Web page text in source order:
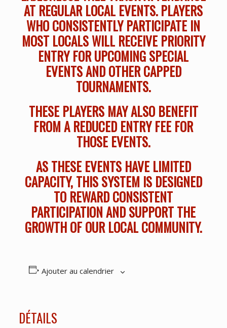
AT REGULAR LOCAL EVENTS. PLAYERS
WHO CONSISTENTLY PARTICIPATE IN
MOST LOCALS WILL RECEIVE PRIORITY
ENTRY FOR UPCOMING SPECIAL
EVENTS AND OTHER CAPPED
TOURNAMENTS.
THESE PLAYERS MAY ALSO BENEFIT
FROM A REDUCED ENTRY FEE FOR
THOSE EVENTS.
AS THESE EVENTS HAVE LIMITED
CAPACITY, THIS SYSTEM IS DESIGNED
TO REWARD CONSISTENT
PARTICIPATION AND SUPPORT THE
GROWTH OF OUR LOCAL COMMUNITY.
Ajouter au calendrier
DÉTAILS